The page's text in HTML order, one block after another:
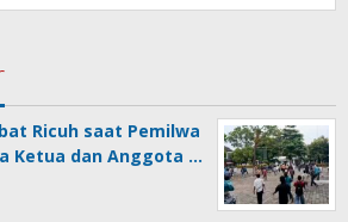
Ricuh saat Pemilwa
Ketua dan Anggota …